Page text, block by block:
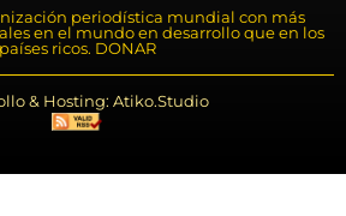
periodística mundial con más
en el mundo en desarrollo que en los
países ricos. DONAR
& Hosting: Atiko.Studio